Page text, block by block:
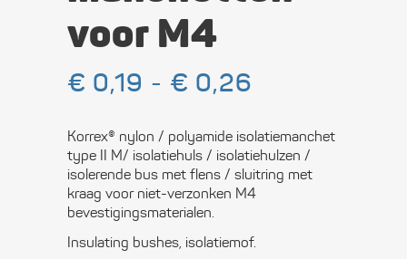
voor M4
€ 0,19 - € 0,26
€ 0,26
Korrex® nylon / polyamide isolatiemanchet
type II M/ isolatiehuls / isolatiehulzen /
isolerende bus met flens / sluitring met
kraag voor niet-verzonken M4
bevestigingsmaterialen.
Insulating bushes, isolatiemof.